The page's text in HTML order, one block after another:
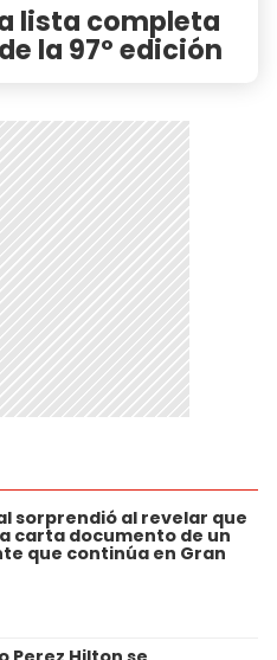
lista completa
la 97º edición
sorprendió al revelar que
carta documento de un
que continúa en Gran